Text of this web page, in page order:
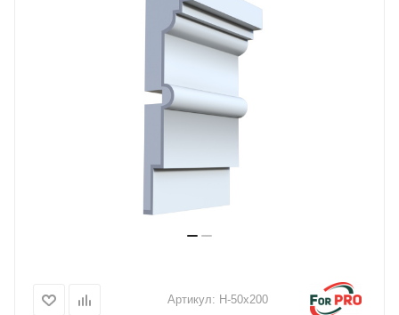
Артикул: Н-50x200